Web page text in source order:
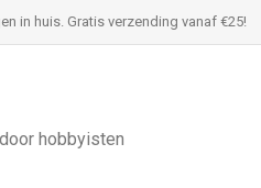
in huis. Gratis verzending vanaf €25!
hobbyisten